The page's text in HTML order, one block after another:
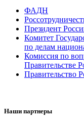
ФАДН
Президент
Комитет
по делам
Комиссия по
Правительстве
Правительство
Наши партнеры